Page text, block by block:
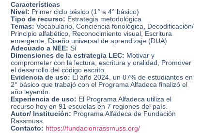
Características
Nivel: Primer ciclo básico (1° a 4° básico)
Tipo de recurso: Estrategia metodológica
Temas: Vocabulario, Conciencia fonológica, Decodificación/
Principio alfabético, Reconocimiento visual, Escritura
emergente, Diseño universal de aprendizaje (DUA)
Adecuado a NEE: Sí
Dimensiones de la estrategia LEC: Motivar y
comprometer con la lectura, escritura y oralidad, Promover
el desarrollo del código escrito.
Evidencia de uso: El año 2024, un 87% de estudiantes en
2° básico que trabajó con el Programa Alfadeca finalizó el
año leyendo.
Experiencia de uso: El Programa Alfadeca utiliza el
recurso hoy en 91 escuelas en 7 regiones del país.
Autor/ Institución: Programa Alfadeca de Fundación
Rassmuss.
Contacto: https://fundacionrassmuss.org/